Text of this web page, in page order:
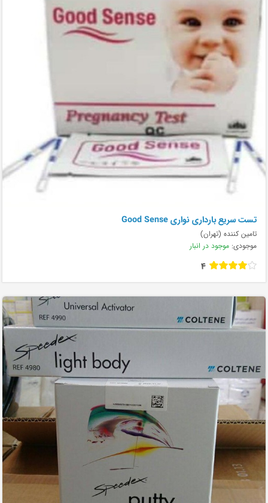
تست سریع بارداری نواری Good Sense
تامین کننده (تهران)
موجودی: موجود در انبار
4